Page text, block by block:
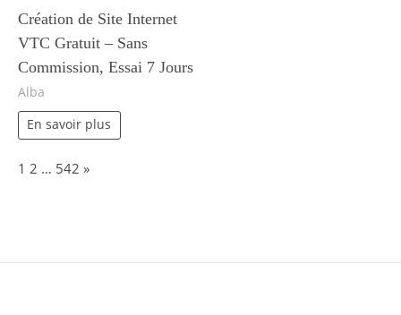
Création de Site Internet
VTC Gratuit – Sans
Commission, Essai 7 Jours
Alba
En savoir plus
Page:
1 2 … 542 Next
»